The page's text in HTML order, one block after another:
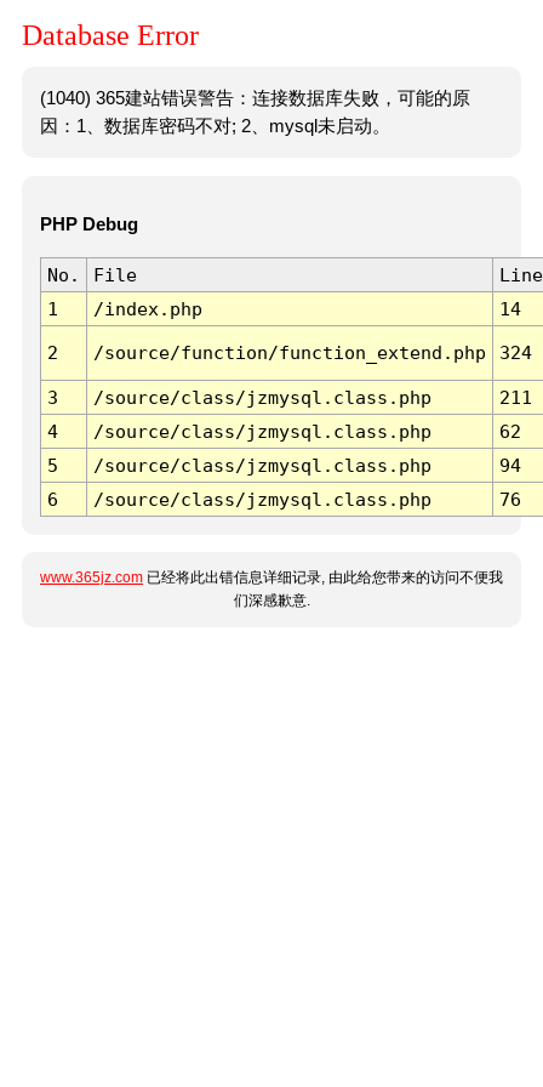
Database Error
(1040) 365建站错误警告：连接数据库失败，可能的原
因：1、数据库密码不对; 2、mysql未启动。
PHP Debug
No. File
Line
1
/index.php 14
2 /source/function/function_extend.php 324
3 /source/class/jzmysql.class.php
211
4
/source/class/jzmysql.class.php
62
5
/source/class/jzmysql.class.php
94
6
/source/class/jzmysql.class.php 76
www.365jz.com 已经将此出错信息详细记录, 由此给您带来的访问不便我
们深感歉意.